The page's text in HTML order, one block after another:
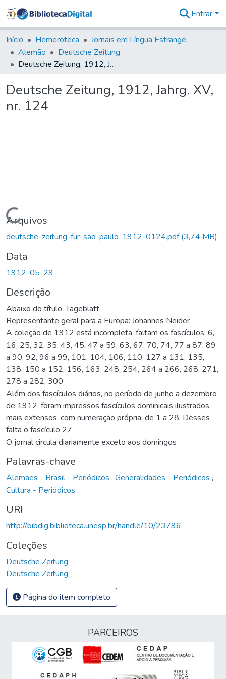
&
Coleções
Tudo na
Biblioteca
Estatísticas
Entrar
Início Hemeroteca
Jornais em Língua Estrangeira
Alemão
Deutsche Zeitung
Deutsche Zeitung, 1912, Jahrg. XV, nr. 124
Deutsche Zeitung, 1912, Jahrg. XV,
nr. 124
Carregando...
Arquivos
deutsche-zeitung-fur-sao-paulo-1912-0124.pdf(3,74 MB)
Data
1912-05-29
Descrição
Abaixo do título: Tageblatt
Representante geral para a Europa: Johannes Neider
A coleção de 1912 está incompleta, faltam os fascículos: 6,
16, 25, 32, 35, 43, 45, 47 a 59, 63, 67, 70, 74, 77 a 87, 89
a 90, 92, 96 a 99, 101, 104, 106, 110, 127 a 131, 135,
138, 150 a 152, 156, 163, 248, 254, 264 a 266, 268, 271,
278 a 282, 300
Além dos fascículos diários, no período de junho a dezembro
de 1912, foram impressos fascículos dominicais ilustrados,
mais extensos, com numeração própria, de 1 a 28. Desses
falta o fascículo 27
O jornal circula diariamente exceto aos domingos
Palavras-chave
Alemães - Brasil - Periódicos , Generalidades - Periódicos ,
Cultura - Periódicos
URI
http://bibdig.biblioteca.unesp.br/handle/10/23796
Coleções
Deutsche Zeitung
Deutsche Zeitung
Página do item completo
PARCEIROS